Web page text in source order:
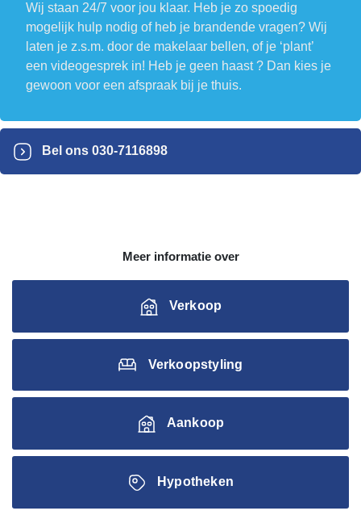
Wij staan 24/7 voor jou klaar. Heb je zo spoedig
mogelijk hulp nodig of heb je brandende vragen? Wij
laten je z.s.m. door de makelaar bellen, of je ‘plant’
een videogesprek in! Heb je geen haast ? Dan kies je
gewoon voor een afspraak bij je thuis.
Bel ons 030-7116898
Meer informatie over
Verkoop
Verkoopstyling
Aankoop
Hypotheken